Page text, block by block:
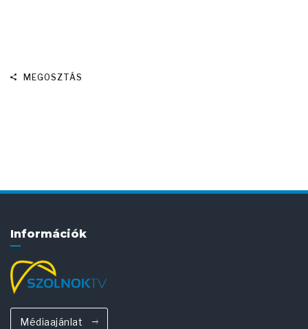
MEGOSZTÁS
Információk
Médiaajánlat